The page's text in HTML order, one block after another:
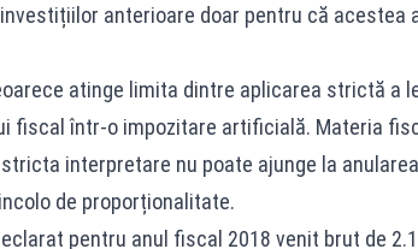
anterioare doar pentru că acestea
atinge limita dintre aplicarea strictă a
fiscal într-o impozitare artificială. Materia
interpretare nu poate ajunge la
de proporționalitate.
pentru anul fiscal 2018 venit brut de